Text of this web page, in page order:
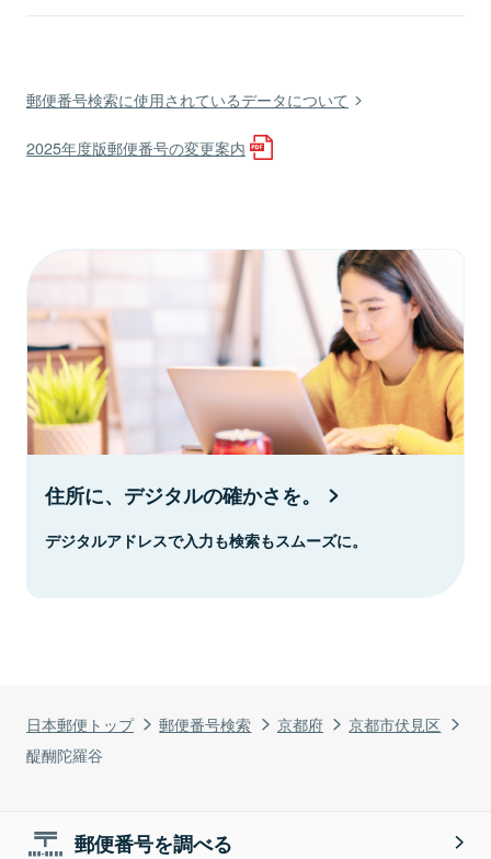
日本郵便トップ 郵便番号検索 京都府
京都市伏見区
醍醐陀羅谷
郵便番号検索に使用されているデータについて
2025年度版郵便番号の変更案内
住所に、デジタルの確かさを。
デジタルアドレスで入力も検索もスムーズに。
郵便番号を調べる